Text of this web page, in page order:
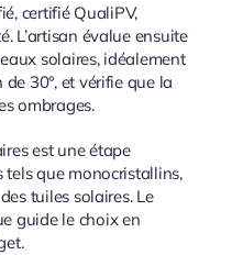
certifié QualiPV,
L’artisan évalue ensuite
solaires, idéalement
30°, et vérifie que la
ombrages.
est une étape
que monocristallins,
tuiles solaires. Le
guide le choix en